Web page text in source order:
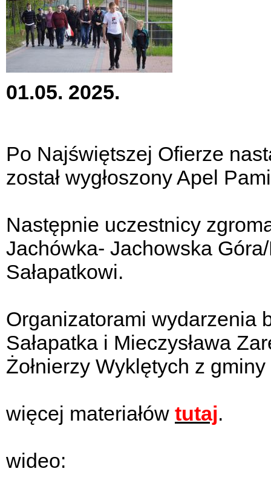
01.05. 2025.
Po Najświętszej Ofierze
został wygłoszony Apel
Następnie uczestnicy
Jachówka- Jachowska
Sałapatkowi.
Organizatorami wydarzenia
Sałapatka i Mieczysława
Żołnierzy Wyklętych z
więcej materiałów tutaj.
wideo: